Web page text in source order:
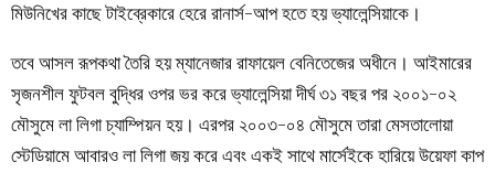
মিউনিখের কাছে টাইব্রেকারে হেরে রানার্স-আপ হতে হয় ভ্যালেন্সিয়াকে।
তবে আসল রূপকথা তৈরি হয় ম্যানেজার রাফায়েল বেনিতেজের অধীনে। আইমারের
সৃজনশীল ফুটবল বুদ্ধির ওপর ভর করে ভ্যালেন্সিয়া দীর্ঘ ৩১ বছর পর ২০০১-০২
মৌসুমে লা লিগা চ্যাম্পিয়ন হয়। এরপর ২০০৩-০৪ মৌসুমে তারা মেসতালোয়া
স্টেডিয়ামে আবারও লা লিগা জয় করে এবং একই সাথে মার্সেইকে হারিয়ে উয়েফা কাপ